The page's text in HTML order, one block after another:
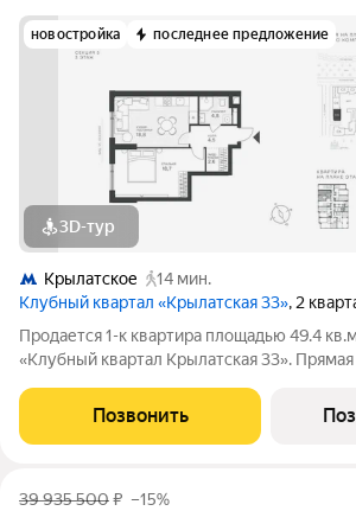
новостройка последнее предложение
3D-тур
Крылатское
14 мин.
Клубный квартал «Крылатская 33», 2
Продается 1-к квартира площадью 49.4
«Клубный квартал Крылатская 33».
западе Москвы от специализированного
«Сияние». Комплекс расположен всего
Позвонить
39 935 500₽ –15%